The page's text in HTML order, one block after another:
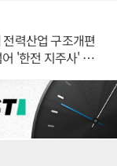
력산업 구조개편
'한전 지주사' 재편